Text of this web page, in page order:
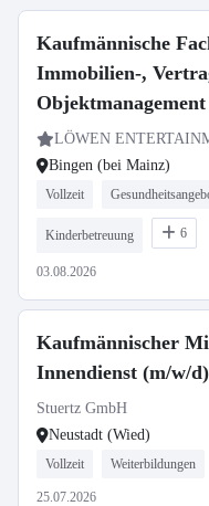
Kaufmännische
Immobilien-,
LÖWEN
Bingen (bei Mainz)
Vollzeit
Kinderbetreuung 6
03.08.2026
Kaufmännischer
Innendienst (m/w/d)
Stuertz GmbH
Neustadt (Wied)
Vollzeit Weiterbildungen
25.07.2026